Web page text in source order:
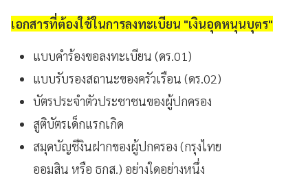
เอกสารที่ต้องใช้ในการลงทะเบียน "เงินอุดหนุนบุตร"
แบบคำร้องขอลงทะเบียน (ดร.01)
แบบรับรองสถานะของครัวเรือน (ดร.02)
บัตรประจำตัวประชาชนของผู้ปกครอง
สูติบัตรเด็กแรกเกิด
สมุดบัญชีงินฝากของผู้ปกครอง (กรุงไทย
ออมสิน หรือ ธกส.) อย่างใดอย่างหนึ่ง